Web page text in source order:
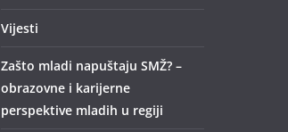
Vijesti
Zašto mladi napuštaju SMŽ? –
obrazovne i karijerne
perspektive mladih u regiji